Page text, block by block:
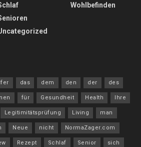
Wohlbefinden
das dem den der des
für Gesundheit Health Ihre
Legitimitätsprüfung Living man
Neue nicht NormaZager.com
Rezept Schlaf Senior sich